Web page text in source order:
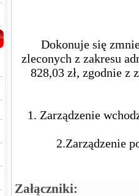
Dokonuje się
zleconych z zakresu
828,03 zł, zgodnie z
1. Zarządzenie
2.Zarządzenie
Załączniki: